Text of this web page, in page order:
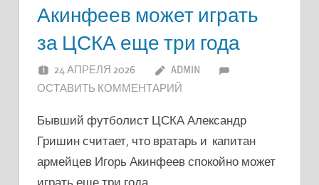
Акинфеев может играть
за ЦСКА еще три года
24 АПРЕЛЯ 2026
ADMIN
ОСТАВИТЬ КОММЕНТАРИЙ
Бывший футболист ЦСКА Александр
Гришин считает, что вратарь и капитан
армейцев Игорь Акинфеев спокойно может
играть еще три года.